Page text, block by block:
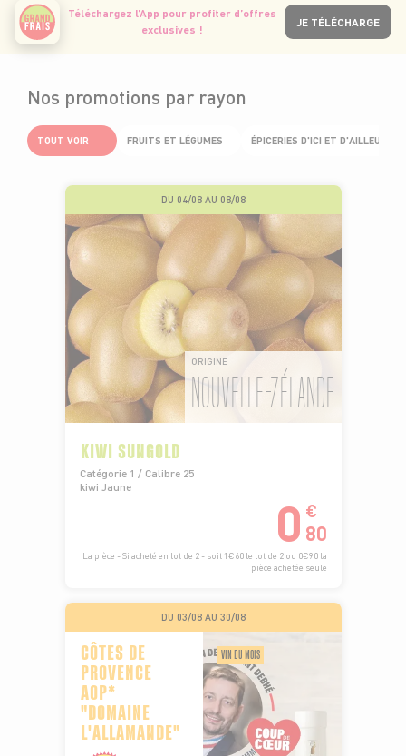
Téléchargez l’App pour profiter d’offres
exclusives !
JE TÉLÉCHARGE
Nos promotions par rayon
TOUT VOIR FRUITS ET LÉGUMES ÉPICERIES D'ICI ET D'AILLEURS
DU 04/08 AU 08/08
ORIGINE
NOUVELLE-ZÉLANDE
KIWI SUNGOLD
Catégorie 1 / Calibre 25
kiwi Jaune
0 €
80
La pièce - Si acheté en lot de 2 - soit 1€60 le lot de 2 ou 0€90 la
pièce achetée seule
DU 03/08 AU 30/08
CÔTES DE
PROVENCE
AOP*
"DOMAINE
L'ALLAMANDE"
VIN DU MOIS